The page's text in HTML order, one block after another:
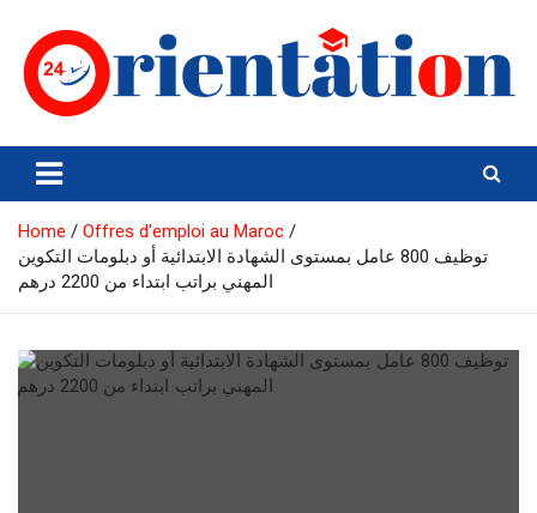
content
Orientation24
Emploi et Orientation au Maroc
Home
Offres d'emploi au Maroc
توظيف 800 عامل بمستوى الشهادة الابتدائية أو دبلومات التكوين
المهني براتب ابتداء من 2200 درهم